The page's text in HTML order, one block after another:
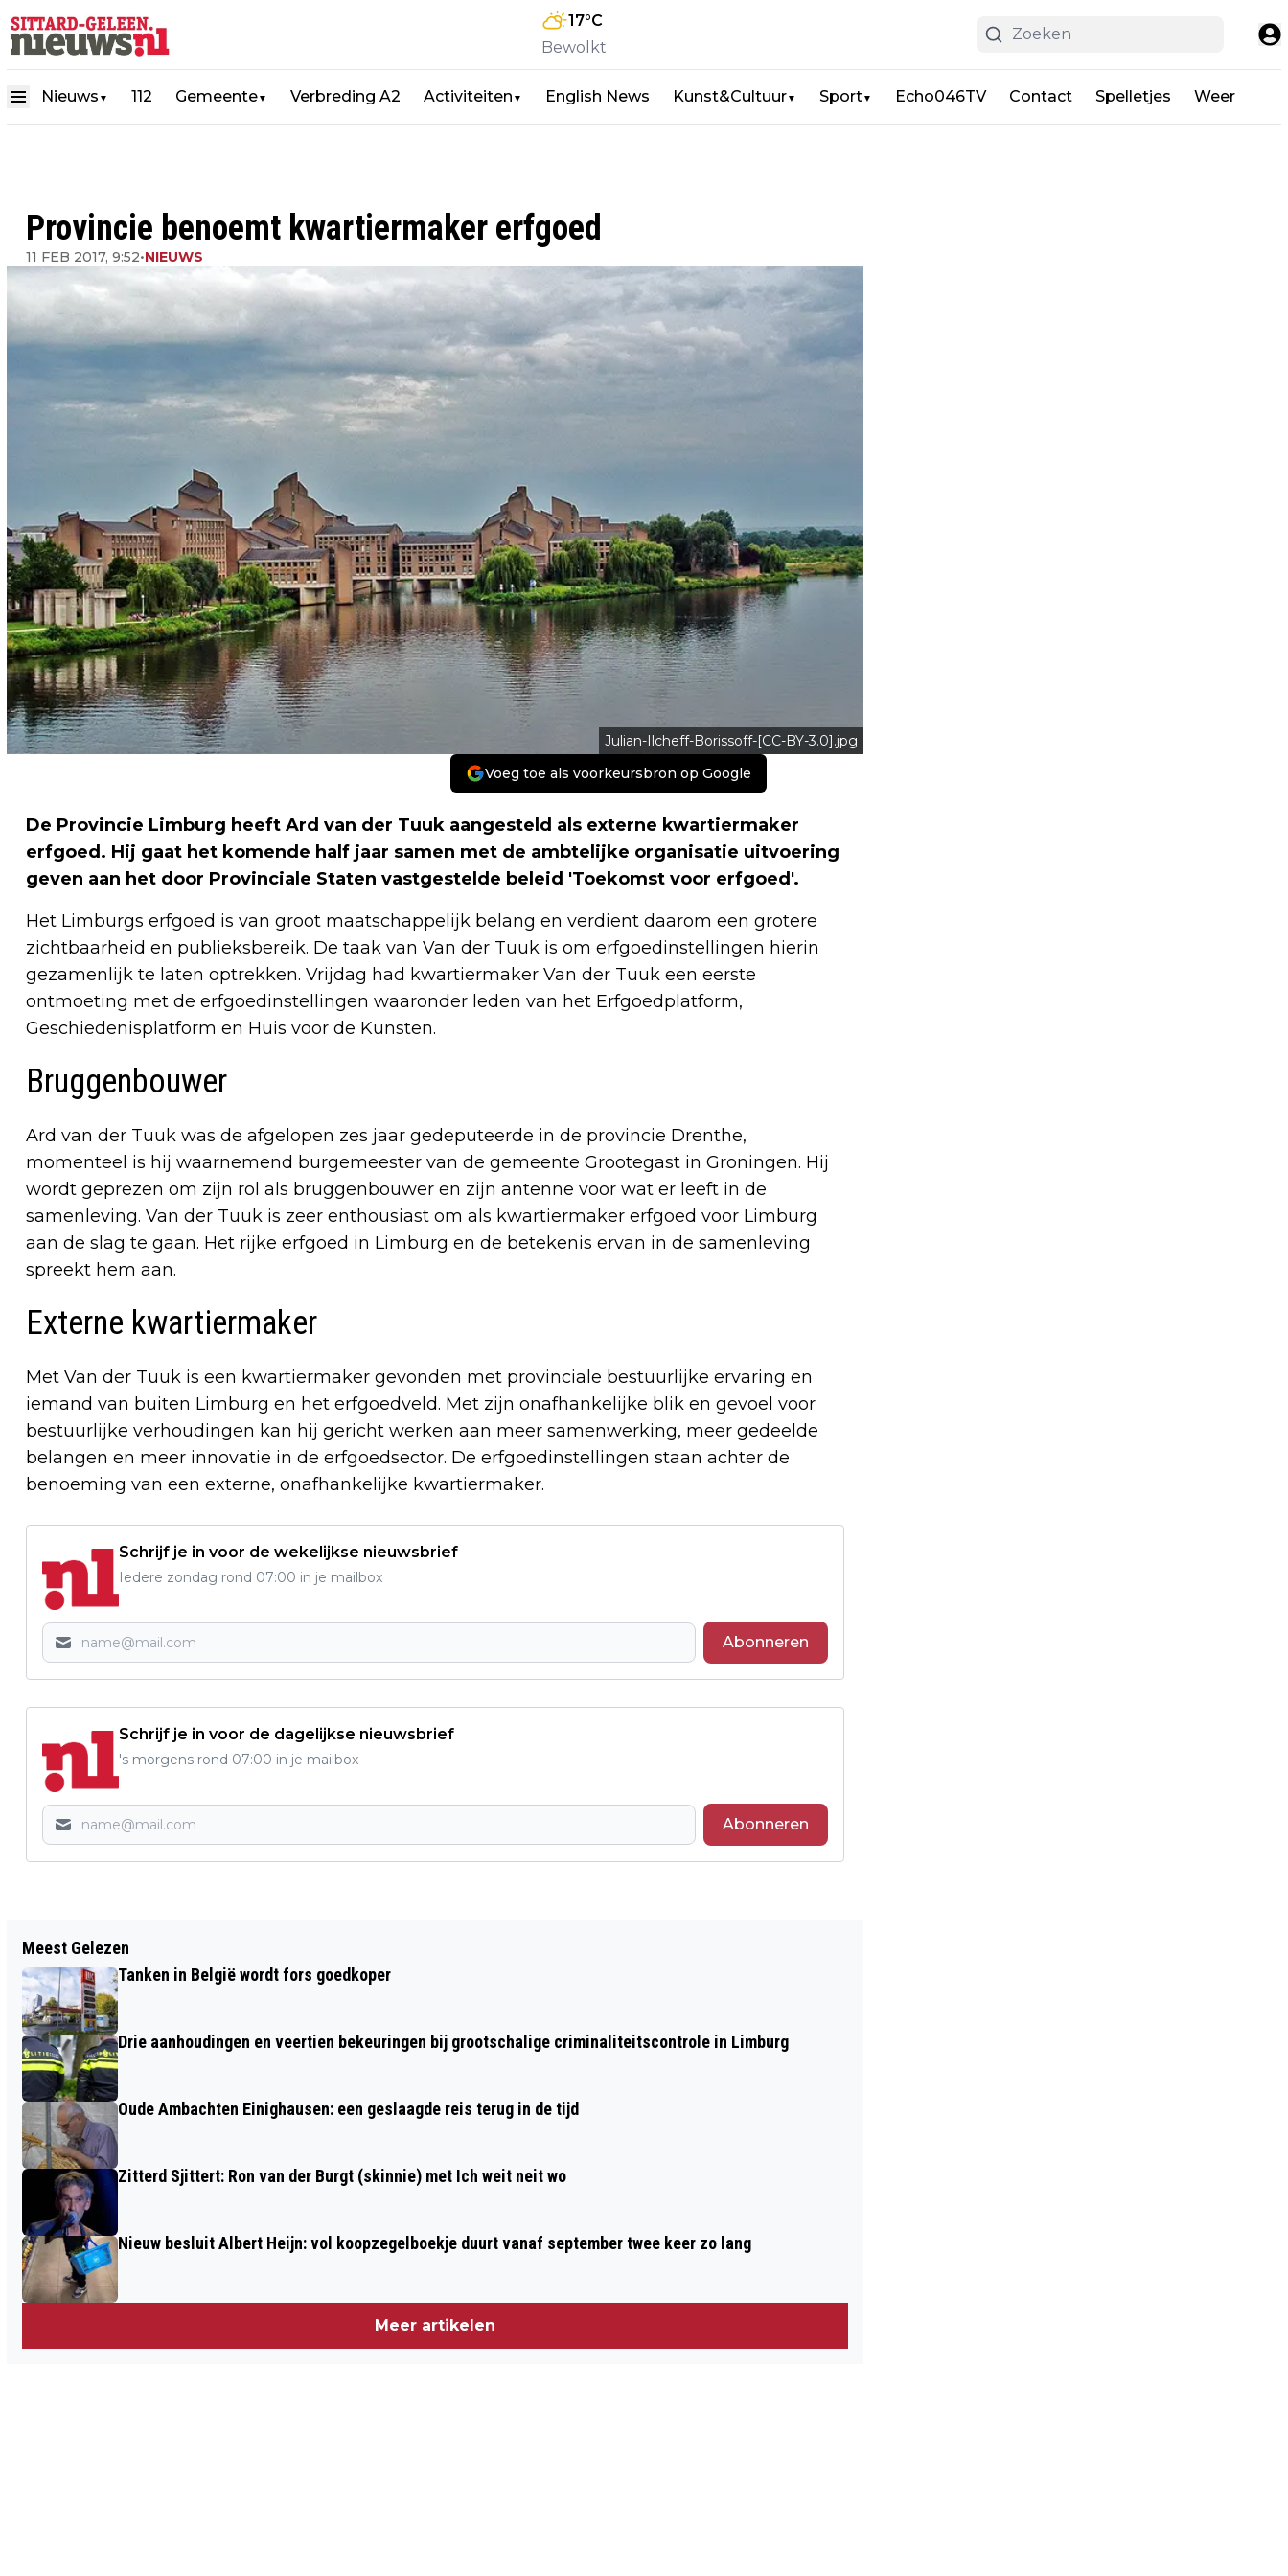
17°C
Bewolkt
Nieuws ▼ 112 Gemeente▼ Verbreding A2 Activiteiten ▼ English News Kunst&Cultuur▼ Sport▼ Echo046TV Contact Spelletjes Weer
Provincie benoemt kwartiermaker erfgoed
11 FEB 2017, 9:52•NIEUWS
Julian-Ilcheff-Borissoff-[CC-BY-3.0].jpg
Voeg toe als voorkeursbron op Google
De Provincie Limburg heeft Ard van der Tuuk aangesteld als externe kwartiermaker
erfgoed. Hij gaat het komende half jaar samen met de ambtelijke organisatie uitvoering
geven aan het door Provinciale Staten vastgestelde beleid 'Toekomst voor erfgoed'.
Het Limburgs erfgoed is van groot maatschappelijk belang en verdient daarom een grotere
zichtbaarheid en publieksbereik. De taak van Van der Tuuk is om erfgoedinstellingen hierin
gezamenlijk te laten optrekken. Vrijdag had kwartiermaker Van der Tuuk een eerste
ontmoeting met de erfgoedinstellingen waaronder leden van het Erfgoedplatform,
Geschiedenisplatform en Huis voor de Kunsten.
Bruggenbouwer
Ard van der Tuuk was de afgelopen zes jaar gedeputeerde in de provincie Drenthe,
momenteel is hij waarnemend burgemeester van de gemeente Grootegast in Groningen. Hij
wordt geprezen om zijn rol als bruggenbouwer en zijn antenne voor wat er leeft in de
samenleving. Van der Tuuk is zeer enthousiast om als kwartiermaker erfgoed voor Limburg
aan de slag te gaan. Het rijke erfgoed in Limburg en de betekenis ervan in de samenleving
spreekt hem aan.
Externe kwartiermaker
Met Van der Tuuk is een kwartiermaker gevonden met provinciale bestuurlijke ervaring en
iemand van buiten Limburg en het erfgoedveld. Met zijn onafhankelijke blik en gevoel voor
bestuurlijke verhoudingen kan hij gericht werken aan meer samenwerking, meer gedeelde
belangen en meer innovatie in de erfgoedsector. De erfgoedinstellingen staan achter de
benoeming van een externe, onafhankelijke kwartiermaker.
Schrijf je in voor de wekelijkse nieuwsbrief
Iedere zondag rond 07:00 in je mailbox
Abonneren
Schrijf je in voor de dagelijkse nieuwsbrief
's morgens rond 07:00 in je mailbox
Abonneren
GLADHEID DOOR SNEEUW
Meest Gelezen
Tanken in België wordt fors goedkoper
Drie aanhoudingen en veertien bekeuringen bij grootschalige criminaliteitscontrole in Limburg
Oude Ambachten Einighausen: een geslaagde reis terug in de tijd
Zitterd Sjittert: Ron van der Burgt (skinnie) met Ich weit neit wo
Nieuw besluit Albert Heijn: vol koopzegelboekje duurt vanaf september twee keer zo lang
Meer artikelen